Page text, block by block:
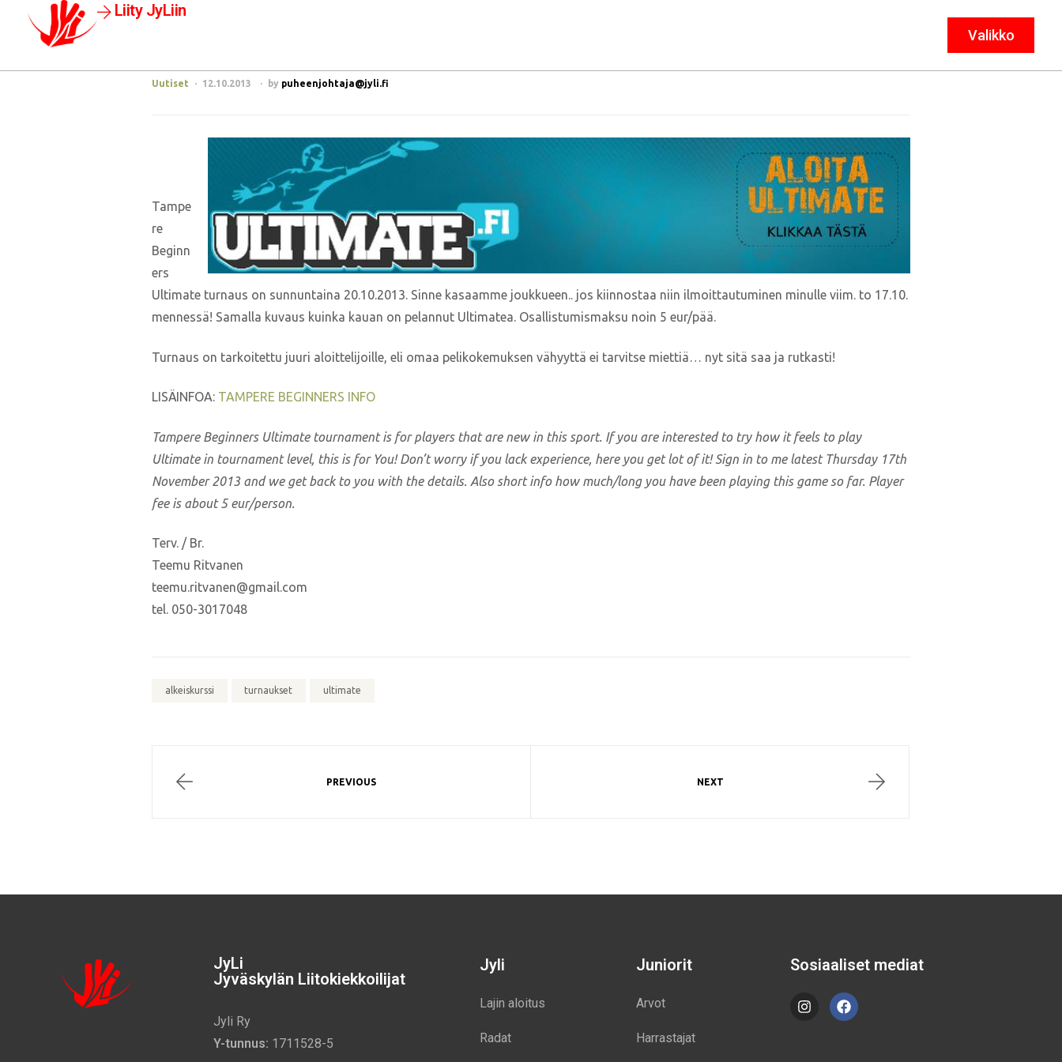
Liity JyLiin
Valikko
Sulje
Uutiset 12.10.2013 by puheenjohtaja@jyli.fi
Tampe
re
Beginn
ers
Ultimate turnaus on sunnuntaina 20.10.2013. Sinne kasaamme joukkueen.. jos kiinnostaa niin ilmoittautuminen minulle viim. to 17.10.
mennessä! Samalla kuvaus kuinka kauan on pelannut Ultimatea. Osallistumismaksu noin 5 eur/pää.
Turnaus on tarkoitettu juuri aloittelijoille, eli omaa pelikokemuksen vähyyttä ei tarvitse miettiä… nyt sitä saa ja rutkasti!
LISÄINFOA: TAMPERE BEGINNERS INFO
Tampere Beginners Ultimate tournament is for players that are new in this sport. If you are interested to try how it feels to play
Ultimate in tournament level, this is for You! Don’t worry if you lack experience, here you get lot of it! Sign in to me latest Thursday 17th
November 2013 and we get back to you with the details. Also short info how much/long you have been playing this game so far. Player
fee is about 5 eur/person.
Terv. / Br.
Teemu Ritvanen
teemu.ritvanen@gmail.com
tel. 050-3017048
alkeiskurssi turnaukset ultimate
PREVIOUS NEXT
JyLi
Jyväskylän Liitokiekkoilijat
Jyli Ry
Y-tunnus: 1711528-5
Jyli
Lajin aloitus
Radat
Juniorit
Arvot
Harrastajat
Sosiaaliset mediat